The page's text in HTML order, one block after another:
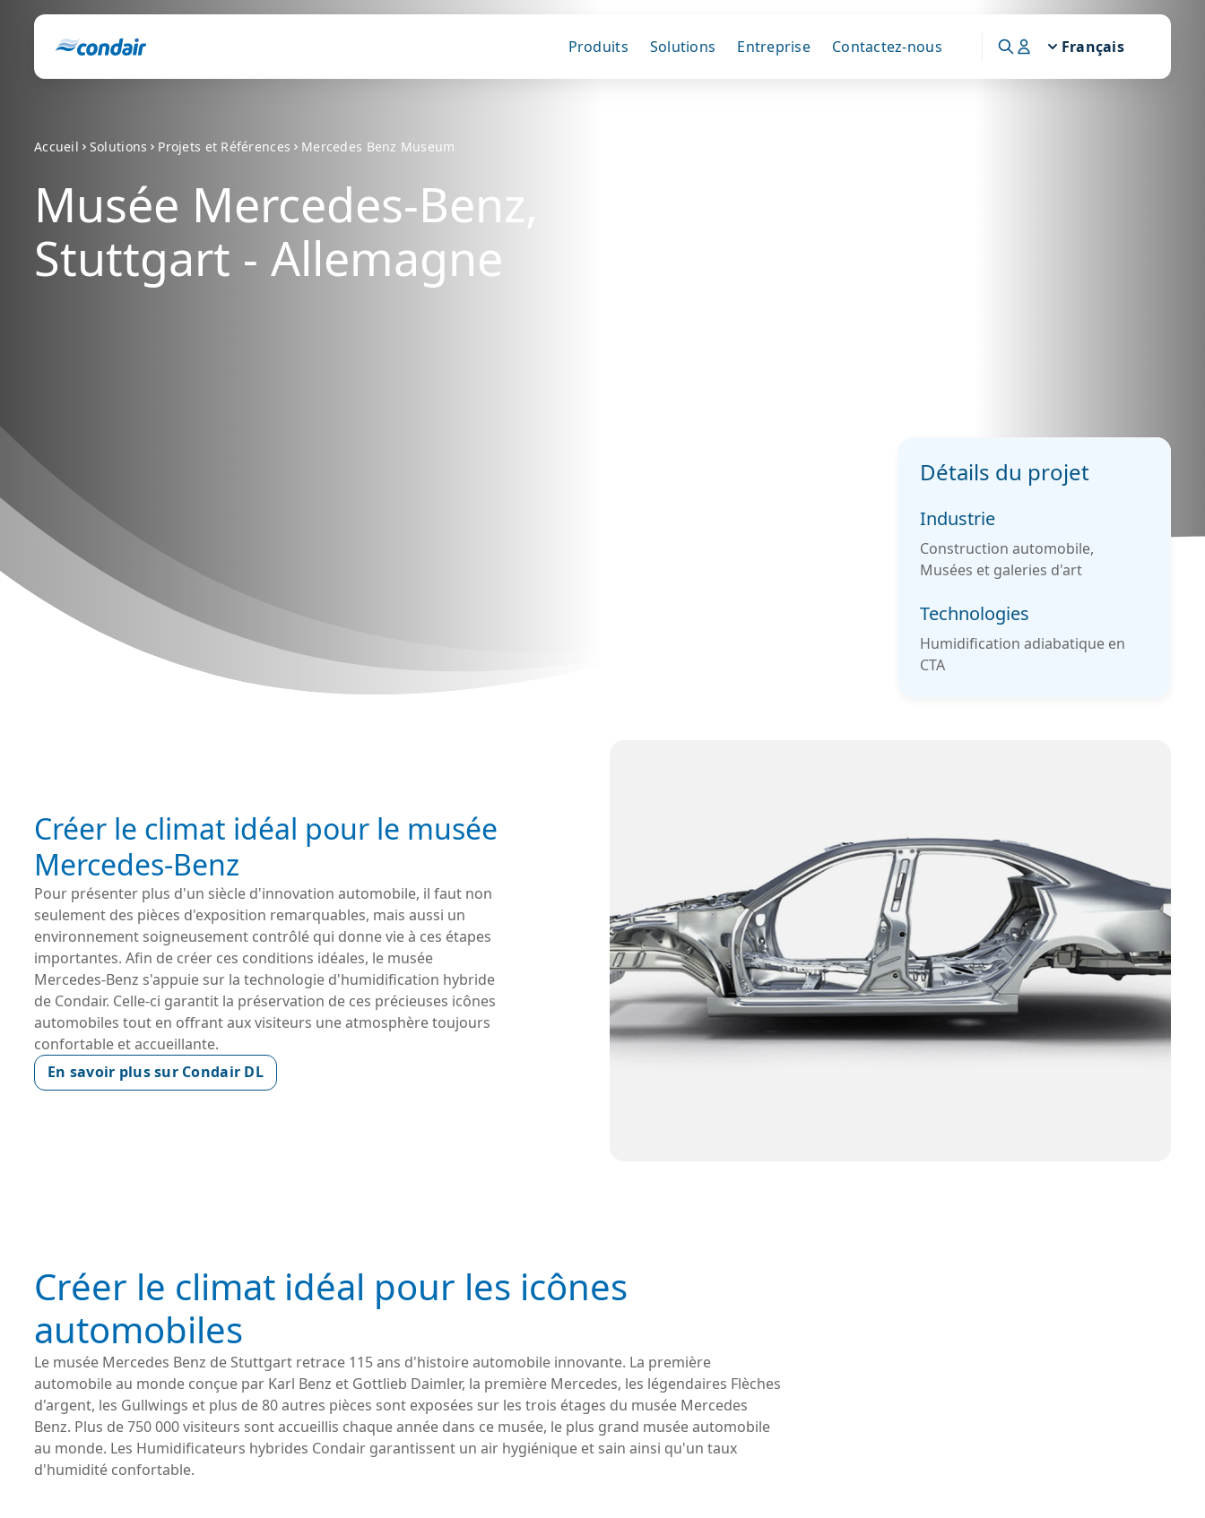
Produits Solutions Entreprise Contactez-nous Français
Accueil Solutions Projets et Références Mercedes Benz Museum
Musée Mercedes-Benz,
Stuttgart - Allemagne
Détails du projet
Industrie
Construction automobile,
Musées et galeries d'art
Technologies
Humidification adiabatique en
CTA
Créer le climat idéal pour le musée
Mercedes-Benz
Pour présenter plus d'un siècle d'innovation automobile, il faut non
seulement des pièces d'exposition remarquables, mais aussi un
environnement soigneusement contrôlé qui donne vie à ces étapes
importantes. Afin de créer ces conditions idéales, le musée
Mercedes-Benz s'appuie sur la technologie d'humidification hybride
de Condair. Celle-ci garantit la préservation de ces précieuses icônes
automobiles tout en offrant aux visiteurs une atmosphère toujours
confortable et accueillante.
En savoir plus sur Condair DL
Créer le climat idéal pour les icônes
automobiles
Le musée Mercedes Benz de Stuttgart retrace 115 ans d'histoire automobile innovante. La première
automobile au monde conçue par Karl Benz et Gottlieb Daimler, la première Mercedes, les légendaires Flèches
d'argent, les Gullwings et plus de 80 autres pièces sont exposées sur les trois étages du musée Mercedes
Benz. Plus de 750 000 visiteurs sont accueillis chaque année dans ce musée, le plus grand musée automobile
au monde. Les Humidificateurs hybrides Condair garantissent un air hygiénique et sain ainsi qu'un taux
d'humidité confortable.